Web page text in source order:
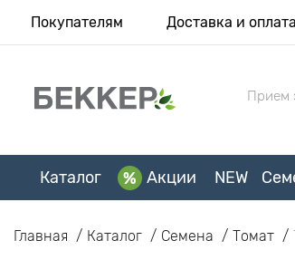
Покупателям Доставка и оплата
Прием
Каталог Акции NEW
Главная Каталог Семена Томат